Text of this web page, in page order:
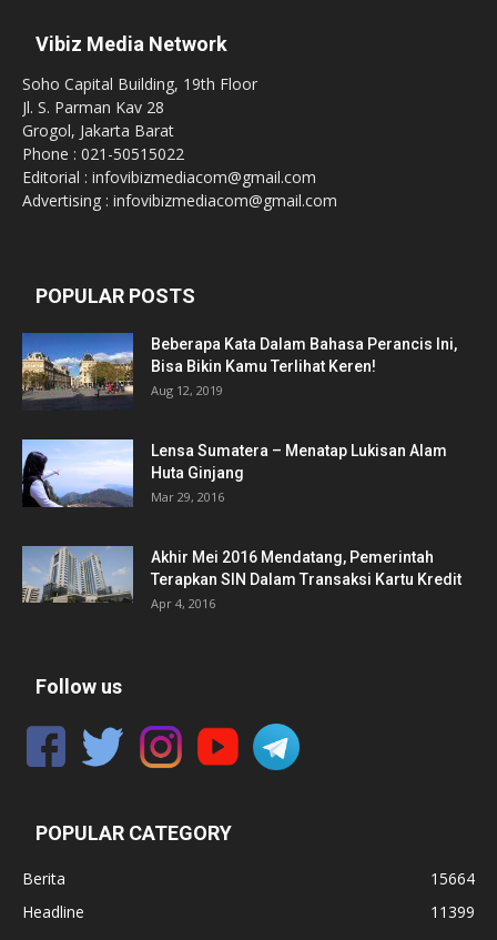
Vibiz Media Network
Soho Capital Building, 19th Floor
Jl. S. Parman Kav 28
Grogol, Jakarta Barat
Phone : 021-50515022
Editorial : infovibizmediacom@gmail.com
Advertising : infovibizmediacom@gmail.com
POPULAR POSTS
Beberapa Kata Dalam Bahasa Perancis Ini,
Bisa Bikin Kamu Terlihat Keren!
Aug 12, 2019
Lensa Sumatera – Menatap Lukisan Alam
Huta Ginjang
Mar 29, 2016
Akhir Mei 2016 Mendatang, Pemerintah
Terapkan SIN Dalam Transaksi Kartu Kredit
Apr 4, 2016
Follow us
POPULAR CATEGORY
Berita
15664
Headline
11399